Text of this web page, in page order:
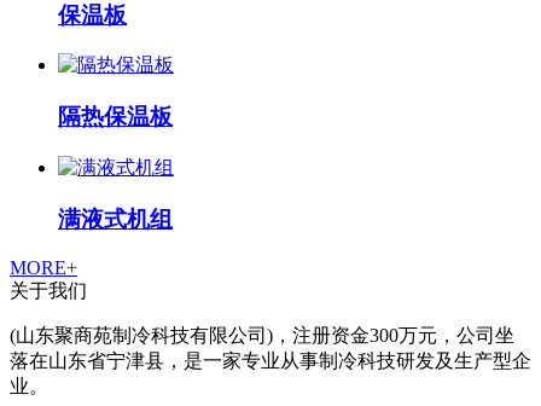
保温板
隔热保温板
满液式机组
MORE+
关于我们
(山东聚商苑制冷科技有限公司)，注册资金300万元，公司坐
落在山东省宁津县，是一家专业从事制冷科技研发及生产型企
业。